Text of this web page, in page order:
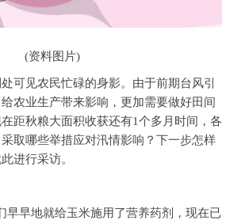
(资料图片)
可见农民忙碌的身影。由于前期台风引
农业生产带来影响，更加需要做好田间
距秋粮大面积收获还有1个多月时间，各
取哪些举措应对汛情影响？下一步怎样
进行采访。
早早地就给玉米施用了营养药剂，现在已